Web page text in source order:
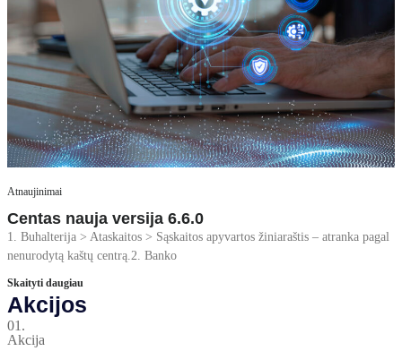
Atnaujinimai
Centas nauja versija 6.6.0
1. Buhalterija > Ataskaitos > Sąskaitos apyvartos žiniaraštis – atranka pagal
nenurodytą kaštų centrą.2. Banko
Skaityti daugiau
Akcijos
01.
Akcija